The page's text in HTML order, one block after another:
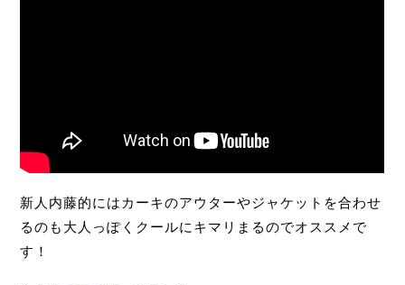
新人内藤的にはカーキのアウターやジャケットを合わせ
るのも大人っぽくクールにキマリまるのでオススメで
す！